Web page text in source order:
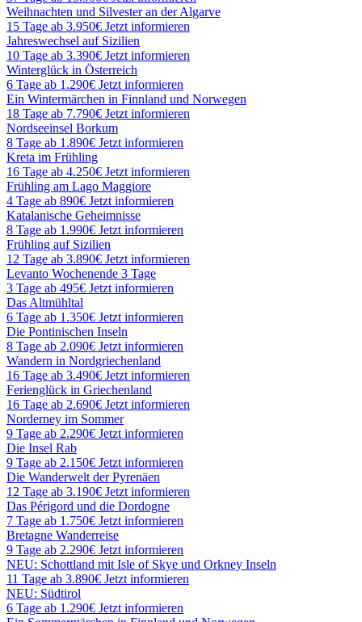
Weihnachten und Silvester an der Algarve
15 Tage ab 3.950€ Jetzt informieren
Jahreswechsel auf Sizilien
10 Tage ab 3.390€ Jetzt informieren
Winterglück in Österreich
6 Tage ab 1.290€ Jetzt informieren
Ein Wintermärchen in Finnland und Norwegen
18 Tage ab 7.790€ Jetzt informieren
Nordseeinsel Borkum
8 Tage ab 1.890€ Jetzt informieren
Kreta im Frühling
16 Tage ab 4.250€ Jetzt informieren
Frühling am Lago Maggiore
4 Tage ab 890€ Jetzt informieren
Katalanische Geheimnisse
8 Tage ab 1.990€ Jetzt informieren
Frühling auf Sizilien
12 Tage ab 3.890€ Jetzt informieren
Levanto Wochenende 3 Tage
3 Tage ab 495€ Jetzt informieren
Das Altmühltal
6 Tage ab 1.350€ Jetzt informieren
Die Pontinischen Inseln
8 Tage ab 2.090€ Jetzt informieren
Wandern in Nordgriechenland
16 Tage ab 3.490€ Jetzt informieren
Ferienglück in Griechenland
16 Tage ab 2.690€ Jetzt informieren
Norderney im Sommer
9 Tage ab 2.290€ Jetzt informieren
Die Insel Rab
9 Tage ab 2.150€ Jetzt informieren
Die Wanderwelt der Pyrenäen
12 Tage ab 3.190€ Jetzt informieren
Das Périgord und die Dordogne
7 Tage ab 1.750€ Jetzt informieren
Bretagne Wanderreise
9 Tage ab 2.290€ Jetzt informieren
NEU: Schottland mit Isle of Skye und Orkney Inseln
11 Tage ab 3.890€ Jetzt informieren
NEU: Südtirol
6 Tage ab 1.290€ Jetzt informieren